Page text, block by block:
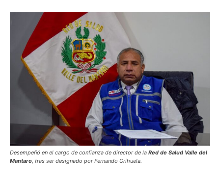
Desempeñó en el cargo de confianza de director de la Red de Salud Valle del
Mantaro, tras ser designado por Fernando Orihuela.